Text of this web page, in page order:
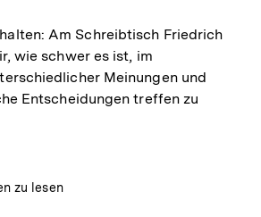
Am Schreibtisch Friedrich
wie schwer es ist, im
Meinungen und
Entscheidungen treffen zu
zu lesen